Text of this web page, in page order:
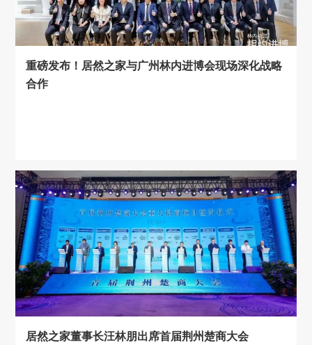
重磅发布！居然之家与广州林内进博会现场深化战略
合作
居然之家董事长汪林朋出席首届荆州楚商大会